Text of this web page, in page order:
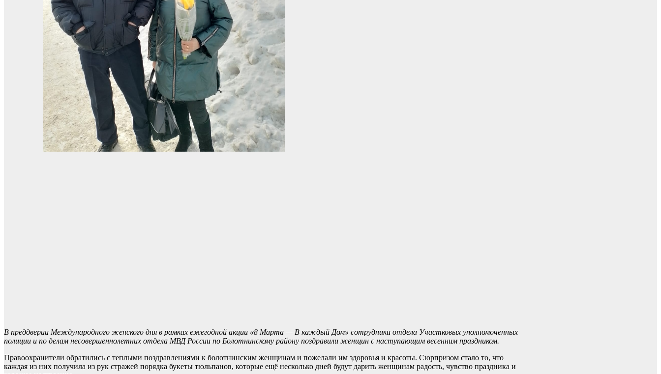
В преддверии Международного женского дня в рамках ежегодной акции «8 Марта — В каждый Дом» сотрудники отдела Участковых уполномоченных
полиции и по делам несовершеннолетних отдела МВД России по Болотнинскому району поздравили женщин с наступающим весенним праздником.
Правоохранители обратились с теплыми поздравлениями к болотнинским женщинам и пожелали им здоровья и красоты. Сюрпризом стало то, что
каждая из них получила из рук стражей порядка букеты тюльпанов, которые ещё несколько дней будут дарить женщинам радость, чувство праздника и